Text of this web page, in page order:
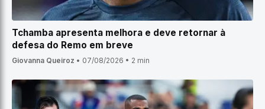
Tchamba apresenta melhora e deve retornar à
defesa do Remo em breve
Giovanna Queiroz • 07/08/2026 • 2 min